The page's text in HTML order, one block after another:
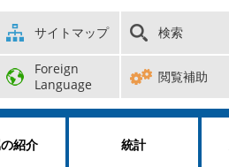
サイトマップ 検索
Foreign
Language
閲覧補助
紹介 統計